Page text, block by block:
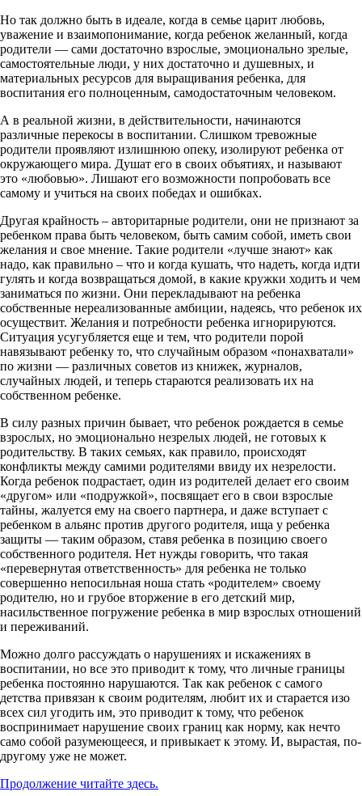
Но так должно быть в идеале, когда в семье царит любовь,
уважение и взаимопонимание, когда ребенок желанный, когда
родители — сами достаточно взрослые, эмоционально зрелые,
самостоятельные люди, у них достаточно и душевных, и
материальных ресурсов для выращивания ребенка, для
воспитания его полноценным, самодостаточным человеком.
А в реальной жизни, в действительности, начинаются
различные перекосы в воспитании. Слишком тревожные
родители проявляют излишнюю опеку, изолируют ребенка от
окружающего мира. Душат его в своих объятиях, и называют
это «любовью». Лишают его возможности попробовать все
самому и учиться на своих победах и ошибках.
Другая крайность – авторитарные родители, они не признают за
ребенком права быть человеком, быть самим собой, иметь свои
желания и свое мнение. Такие родители «лучше знают» как
надо, как правильно – что и когда кушать, что надеть, когда идти
гулять и когда возвращаться домой, в какие кружки ходить и чем
заниматься по жизни. Они перекладывают на ребенка
собственные нереализованные амбиции, надеясь, что ребенок их
осуществит. Желания и потребности ребенка игнорируются.
Ситуация усугубляется еще и тем, что родители порой
навязывают ребенку то, что случайным образом «понахватали»
по жизни — различных советов из книжек, журналов,
случайных людей, и теперь стараются реализовать их на
собственном ребенке.
В силу разных причин бывает, что ребенок рождается в семье
взрослых, но эмоционально незрелых людей, не готовых к
родительству. В таких семьях, как правило, происходят
конфликты между самими родителями ввиду их незрелости.
Когда ребенок подрастает, один из родителей делает его своим
«другом» или «подружкой», посвящает его в свои взрослые
тайны, жалуется ему на своего партнера, и даже вступает с
ребенком в альянс против другого родителя, ища у ребенка
защиты — таким образом, ставя ребенка в позицию своего
собственного родителя. Нет нужды говорить, что такая
«перевернутая ответственность» для ребенка не только
совершенно непосильная ноша стать «родителем» своему
родителю, но и грубое вторжение в его детский мир,
насильственное погружение ребенка в мир взрослых отношений
и переживаний.
Можно долго рассуждать о нарушениях и искажениях в
воспитании, но все это приводит к тому, что личные границы
ребенка постоянно нарушаются. Так как ребенок с самого
детства привязан к своим родителям, любит их и старается изо
всех сил угодить им, это приводит к тому, что ребенок
воспринимает нарушение своих границ как норму, как нечто
само собой разумеющееся, и привыкает к этому. И, вырастая, по-
другому уже не может.
Продолжение читайте здесь.